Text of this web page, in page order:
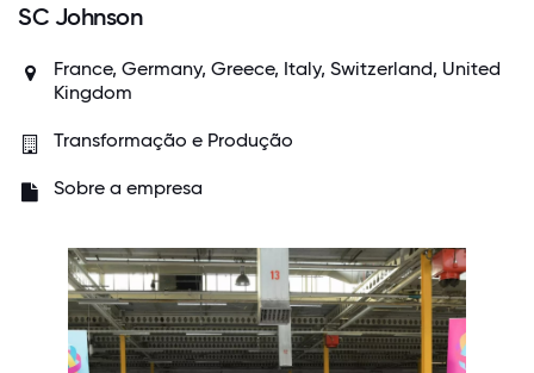
SC Johnson
France, Germany, Greece, Italy, Switzerland, United
Kingdom
Transformação e Produção
Sobre a empresa